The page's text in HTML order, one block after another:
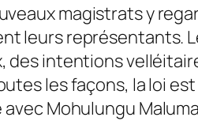
magistrats y
leurs représentants.
des intentions
les façons, la loi
Mohulungu